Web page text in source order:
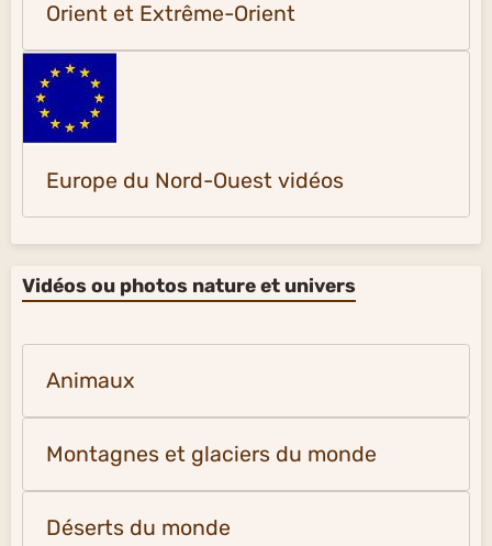
Orient et Extrême-Orient
Europe du Nord-Ouest vidéos
Vidéos ou photos nature et univers
Animaux
Montagnes et glaciers du monde
Déserts du monde